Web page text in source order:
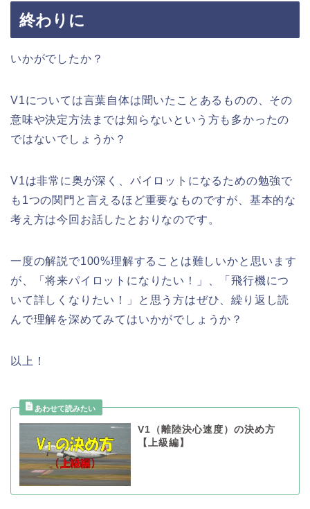
終わりに
いかがでしたか？
V1については言葉自体は聞いたことあるものの、その
意味や決定方法までは知らないという方も多かったの
ではないでしょうか？
V1は非常に奥が深く、パイロットになるための勉強で
も1つの関門と言えるほど重要なものですが、基本的な
考え方は今回お話したとおりなのです。
一度の解説で100%理解することは難しいかと思います
が、「将来パイロットになりたい！」、「飛行機につ
いて詳しくなりたい！」と思う方はぜひ、繰り返し読
んで理解を深めてみてはいかがでしょうか？
以上！
V1（離陸決心速度）の決め方
【上級編】